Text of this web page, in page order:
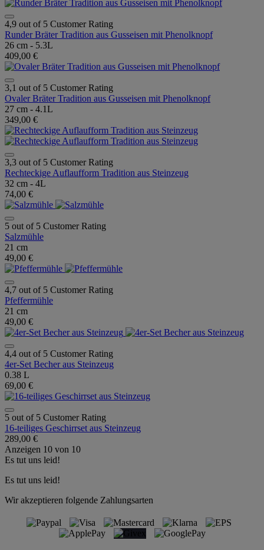
4,9 out of 5 Customer Rating
Runder Bräter Tradition aus Gusseisen mit Phenolknopf
26 cm - 5.3L
409,00 €
3,1 out of 5 Customer Rating
Ovaler Bräter Tradition aus Gusseisen mit Phenolknopf
27 cm - 4.1L
349,00 €
3,3 out of 5 Customer Rating
Rechteckige Auflaufform Tradition aus Steinzeug
32 cm - 4L
74,00 €
5 out of 5 Customer Rating
Salzmühle
21 cm
49,00 €
4,7 out of 5 Customer Rating
Pfeffermühle
21 cm
49,00 €
4,4 out of 5 Customer Rating
4er-Set Becher aus Steinzeug
0.38 L
69,00 €
5 out of 5 Customer Rating
16-teiliges Geschirrset aus Steinzeug
289,00 €
Anzeigen 10 von 10
Es tut uns leid!
Es tut uns leid!
Wir akzeptieren folgende Zahlungsarten